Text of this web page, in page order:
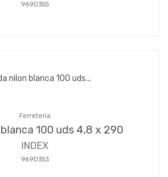
9690355
Ferretería
100 uds 4,8 x 290
INDEX
9690353